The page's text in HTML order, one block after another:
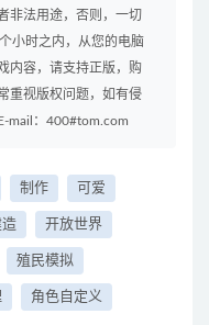
非法用途，否则，一切
小时之内，从您的电脑
内容，请支持正版，购
重视版权问题，如有侵
mail：400#tom.com
制作 可爱
造 开放世界
殖民模拟
角色自定义